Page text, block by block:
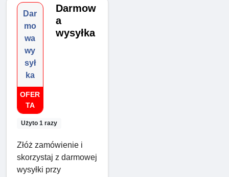
Dar
mo
wa
wy
sył
ka
OFER
TA
Użyto 1 razy
Darmow
a
wysyłka
Złóż zamówienie i
skorzystaj z darmowej
wysyłki przy